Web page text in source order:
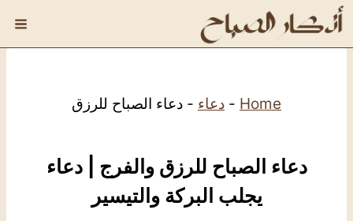
التجاوز
إلى
Home
- دعاء - دعاء الصباح للرزق
دعاء الصباح للرزق والفرج | دعاء
يجلب البركة والتيسير